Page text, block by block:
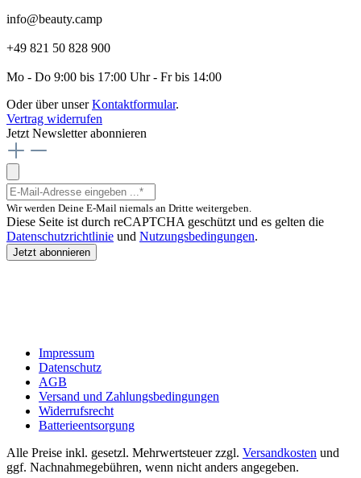
info@beauty.camp
+49 821 50 828 900
Mo - Do 9:00 bis 17:00 Uhr - Fr bis 14:00
Oder über unserKontaktformular.
Vertrag widerrufen
Jetzt Newsletter abonnieren
Wir werden Deine E-Mail niemals an Dritte weitergeben.
Diese Seite ist durch reCAPTCHA geschützt und es gelten die
Datenschutzrichtlinie und Nutzungsbedingungen.
Jetzt abonnieren
Impressum
Datenschutz
AGB
Versand und Zahlungsbedingungen
Widerrufsrecht
Batterieentsorgung
Alle Preise inkl. gesetzl. Mehrwertsteuer zzgl. Versandkosten und
ggf. Nachnahmegebühren, wenn nicht anders angegeben.